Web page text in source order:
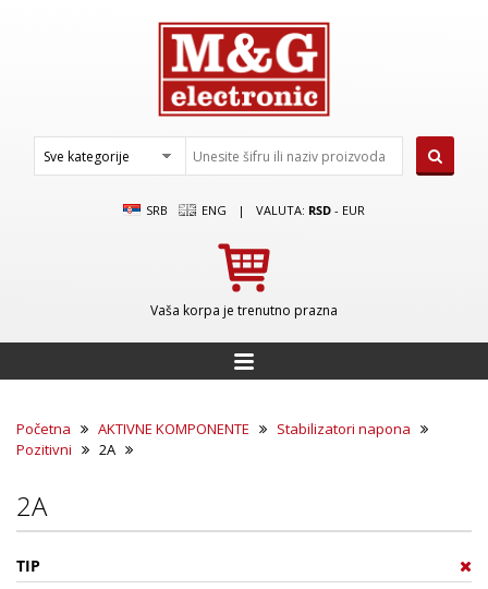
SRB ENG | VALUTA: RSD - EUR
Vaša korpa je trenutno prazna
Početna AKTIVNE KOMPONENTE
Stabilizatori napona
Pozitivni
2A
2A
TIP